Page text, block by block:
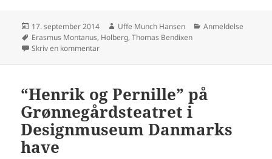
Udgivet
i
17. september 2014 Forfatter
Uffe Munch Hansen Kategorier
Anmeldelse
Tags
Erasmus Montanus, Holberg,Thomas Bendixen
Skriv en kommentartil “Erasmus Montanus” på Det Kongelige Teater,
“Henrik og Pernille” på
Grønnegårdsteatret i
Designmuseum Danmarks
have